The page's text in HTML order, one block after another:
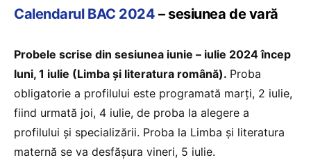
Calendarul BAC 2024 – sesiunea de vară
Probele scrise din sesiunea iunie – iulie 2024 încep
luni, 1 iulie (Limba şi literatura română). Proba
obligatorie a profilului este programată marți, 2 iulie,
fiind urmată joi, 4 iulie, de proba la alegere a
profilului şi specializării. Proba la Limba și literatura
maternă se va desfășura vineri, 5 iulie.